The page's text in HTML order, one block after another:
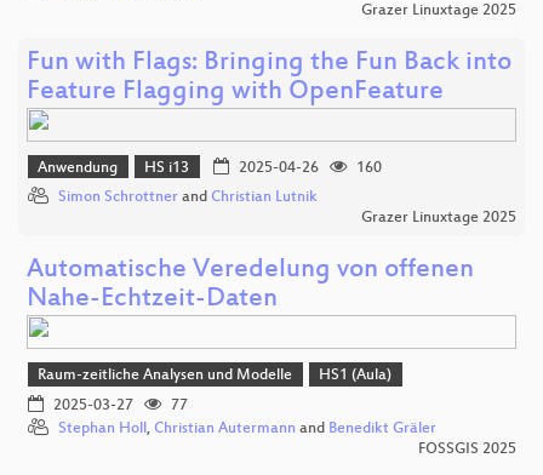
Grazer Linuxtage 2025
Fun with Flags: Bringing the Fun Back into
Feature Flagging with OpenFeature
Anwendung HS i13 2025-04-26
160
Simon Schrottner and Christian Lutnik
Grazer Linuxtage 2025
Automatische Veredelung von offenen
Nahe-Echtzeit-Daten
Raum-zeitliche Analysen und Modelle
HS1 (Aula)
2025-03-27
77
Stephan Holl, Christian Autermann and Benedikt Gräler
FOSSGIS 2025